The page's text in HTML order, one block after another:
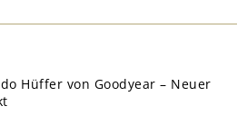
Hüffer von Goodyear – Neuer